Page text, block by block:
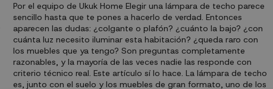
Por el equipo de Ukuk Home Elegir una lámpara de techo parece
sencillo hasta que te pones a hacerlo de verdad. Entonces
aparecen las dudas: ¿colgante o plafón? ¿cuánto la bajo? ¿con
cuánta luz necesito iluminar esta habitación? ¿queda raro con
los muebles que ya tengo? Son preguntas completamente
razonables, y la mayoría de las veces nadie las responde con
criterio técnico real. Este artículo sí lo hace. La lámpara de techo
es, junto con el suelo y los muebles de gran formato, uno de los